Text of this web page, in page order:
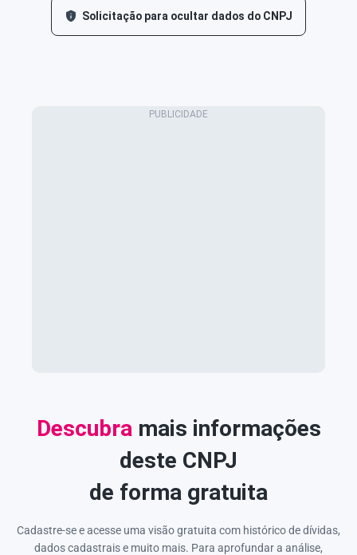
Solicitação para ocultar dados do CNPJ
Descubra mais informações
deste CNPJ
de forma gratuita
Cadastre-se e acesse uma visão gratuita com histórico de dívidas,
dados cadastrais e muito mais. Para aprofundar a análise,